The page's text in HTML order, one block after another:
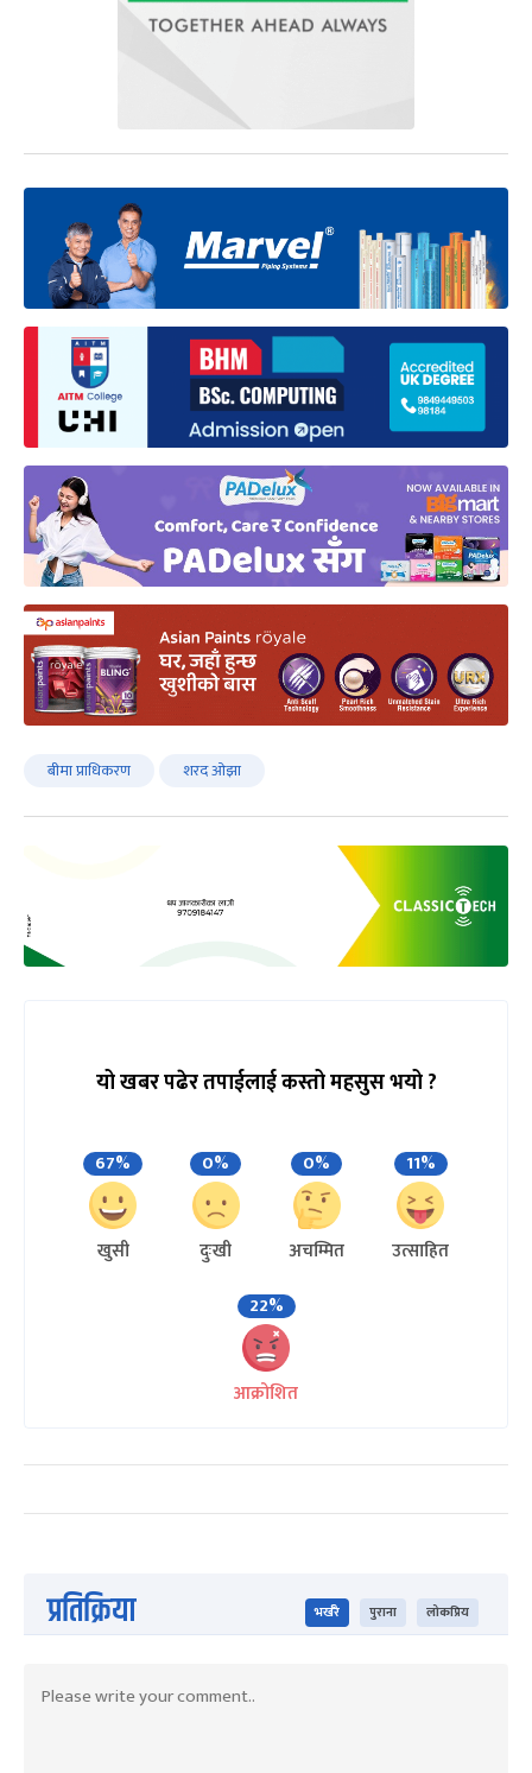
बीमा प्राधिकरण शरद ओझा
यो खबर पढेर तपाईलाई कस्तो महसुस भयो ?
67%
खुसी
0%
दुःखी
0%
अचम्मित
11%
उत्साहित
22%
आक्रोशित
प्रतिक्रिया भर्खरै पुराना लोकप्रिय